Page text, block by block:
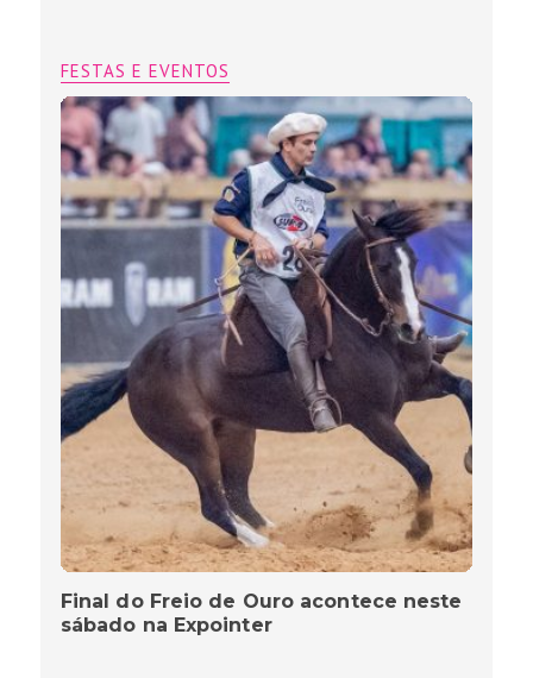
FESTAS E EVENTOS
Final do Freio de Ouro acontece neste
sábado na Expointer